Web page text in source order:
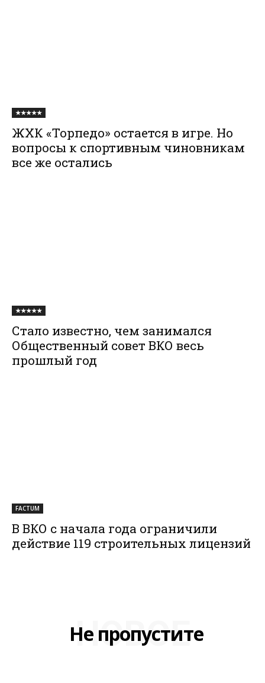
★★★★★
ЖХК «Торпедо» остается в игре. Но
вопросы к спортивным чиновникам
все же остались
★★★★★
Стало известно, чем занимался
Общественный совет ВКО весь
прошлый год
FACTUM
В ВКО с начала года ограничили
действие 119 строительных лицензий
Не пропустите
НОВОЕ